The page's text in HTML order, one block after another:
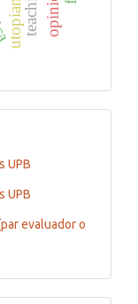
UPB
UPB
evaluador o